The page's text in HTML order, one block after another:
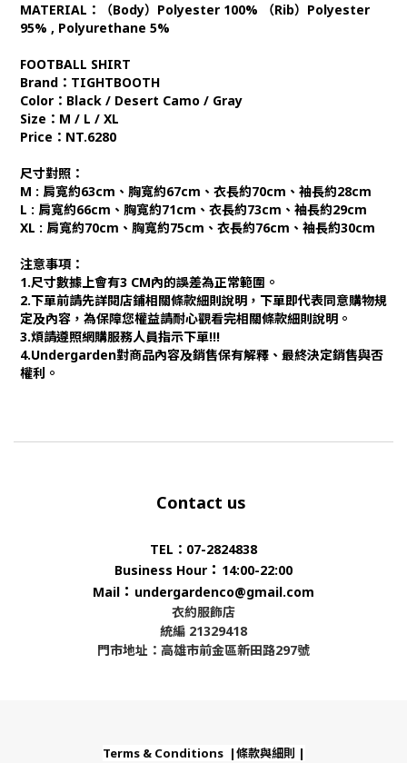
MATERIAL：（Body）Polyester 100% （Rib）Polyester
95% , Polyurethane 5%
FOOTBALL SHIRT
Brand：TIGHTBOOTH
Color：Black / Desert Camo / Gray
Size：M / L / XL
Price：NT.6280
尺寸對照：
M : 肩寬約63cm、胸寬約67cm、衣長約70cm、袖長約28cm
L : 肩寬約66cm、胸寬約71cm、衣長約73cm、袖長約29cm
XL : 肩寬約70cm、胸寬約75cm、衣長約76cm、袖長約30cm
注意事項：
1.尺寸數據上會有3 CM內的誤差為正常範圍。
2.下單前請先詳閱店鋪相關條款細則說明，下單即代表同意購物規
定及內容，為保障您權益請耐心觀看完相關條款細則說明。
3.煩請遵照網購服務人員指示下單!!!
4.Undergarden對商品內容及銷售保有解釋、最終決定銷售與否
權利。
Contact us
TEL：07-2824838
Business Hour ： 14:00-22:00
Mail ： undergardenco@gmail.com
衣約服飾店
統編 21329418
門市地址：高雄市前金區新田路297號
Terms & Conditions |條款與細則 |